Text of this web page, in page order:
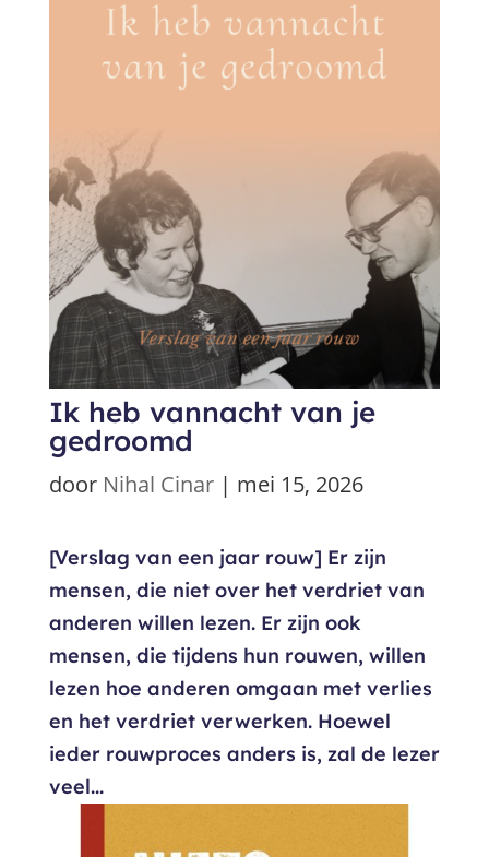
Ik heb vannacht van je
gedroomd
door Nihal Cinar| mei 15, 2026
[Verslag van een jaar rouw] Er zijn
mensen, die niet over het verdriet van
anderen willen lezen. Er zijn ook
mensen, die tijdens hun rouwen, willen
lezen hoe anderen omgaan met verlies
en het verdriet verwerken. Hoewel
ieder rouwproces anders is, zal de lezer
veel...